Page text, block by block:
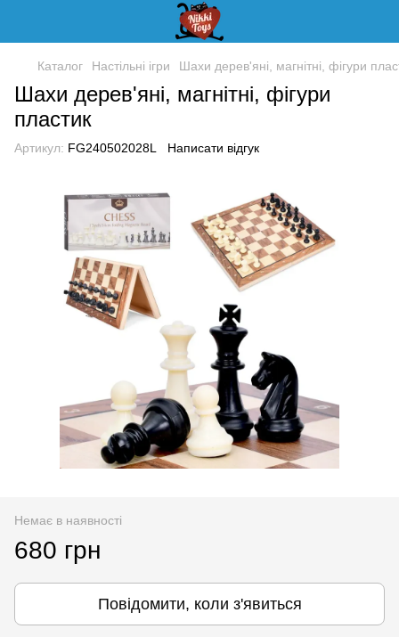
Каталог Настільні ігри Шахи дерев'яні, магнітні, фігури
Шахи дерев'яні, магнітні, фігури
пластик
Артикул: FG240502028L Написати відгук
Немає в наявності
680 грн
Повідомити, коли з'явиться